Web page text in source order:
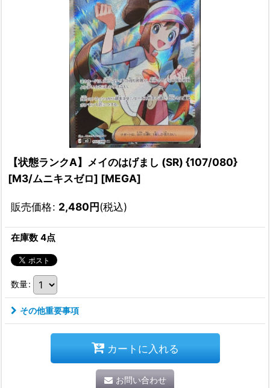
【状態ランクA】メイのはげまし (SR) {107/080}
[M3/ムニキスゼロ] [MEGA]
販売価格: 2,480円(税込)
在庫数 4点
数量:
その他重要事項
カートに入れる
お問い合わせ